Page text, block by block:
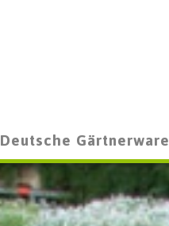
Deutsche Gärtnerware